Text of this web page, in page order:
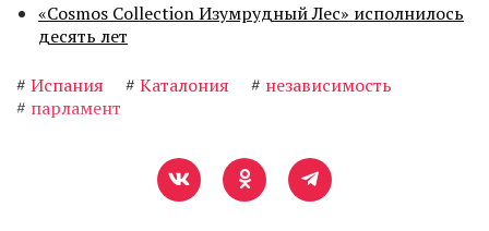
«Cosmos Collection Изумрудный Лес» исполнилось
десять лет
# Испания # Каталония # независимость
# парламент